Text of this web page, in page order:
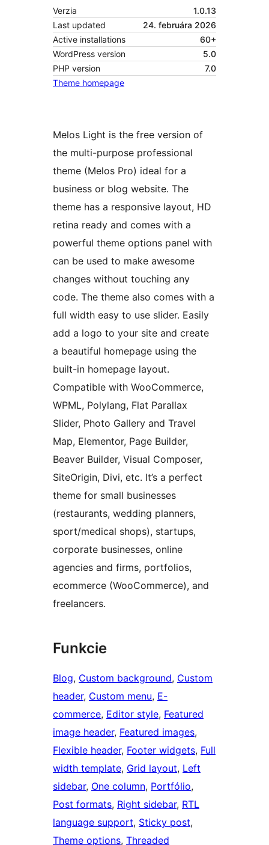
Verzia
1.0.13
Last updated
24. februára 2026
Active installations
60+
WordPress version
5.0
PHP version
7.0
Theme homepage
Melos Light is the free version of
the multi-purpose professional
theme (Melos Pro) ideal for a
business or blog website. The
theme has a responsive layout, HD
retina ready and comes with a
powerful theme options panel with
can be used to make awesome
changes without touching any
code. The theme also comes with a
full width easy to use slider. Easily
add a logo to your site and create
a beautiful homepage using the
built-in homepage layout.
Compatible with WooCommerce,
WPML, Polylang, Flat Parallax
Slider, Photo Gallery and Travel
Map, Elementor, Page Builder,
Beaver Builder, Visual Composer,
SiteOrigin, Divi, etc. It’s a perfect
theme for small businesses
(restaurants, wedding planners,
sport/medical shops), startups,
corporate businesses, online
agencies and firms, portfolios,
ecommerce (WooCommerce), and
freelancers.
Funkcie
Blog, Custom background, Custom
header, Custom menu, E-
commerce, Editor style, Featured
image header, Featured images
Flexible header, Footer widgets, Full
width template, Grid layout, Left
sidebar, One column, Portfólio
Post formats, Right sidebar, RTL
language support, Sticky post
Theme options, Threaded